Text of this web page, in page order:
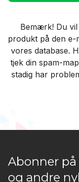
Bemærk! Du
produkt på den e-
vores database.
tjek din spam-
stadig har
Abonner
og andre